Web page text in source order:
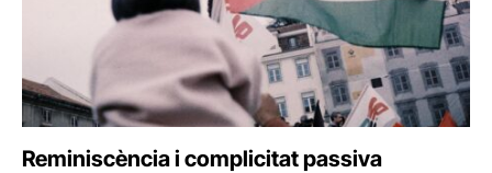
Reminiscència i complicitat passiva